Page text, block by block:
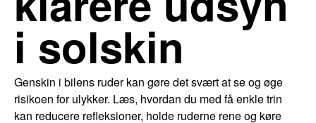
i solskin
Genskin i bilens ruder kan gøre det svært at se og øge
risikoen for ulykker. Læs, hvordan du med få enkle trin
kan reducere refleksioner, holde ruderne rene og køre